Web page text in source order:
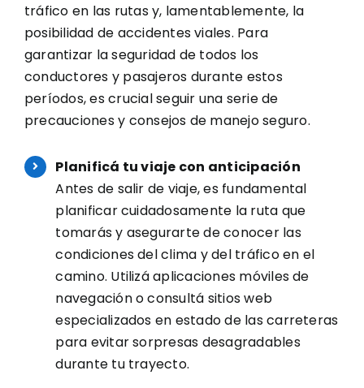
tráfico en las rutas y, lamentablemente, la
posibilidad de accidentes viales. Para
garantizar la seguridad de todos los
conductores y pasajeros durante estos
períodos, es crucial seguir una serie de
precauciones y consejos de manejo seguro.
Planificá tu viaje con anticipación
Antes de salir de viaje, es fundamental
planificar cuidadosamente la ruta que
tomarás y asegurarte de conocer las
condiciones del clima y del tráfico en el
camino. Utilizá aplicaciones móviles de
navegación o consultá sitios web
especializados en estado de las carreteras
para evitar sorpresas desagradables
durante tu trayecto.